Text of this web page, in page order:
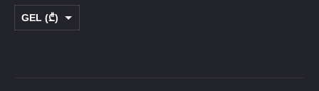
GEL (₾)